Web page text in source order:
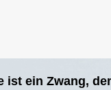
ist ein Zwang,